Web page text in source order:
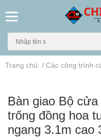
Trang chủ / Các công trình
Bàn giao Bộ
trống đồng hoa
ngang 3.1m cao